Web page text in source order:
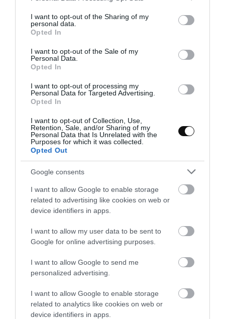
not limited to your visit or usage behaviour. You may click to
grant or deny consent to Google and its third-party tags to
use your data for below specified purposes in below Google
consent section.
I want to opt-out of the Sharing of my
personal data.
Opted In
I want to opt-out of the Sale of my
Personal Data.
Opted In
I want to opt-out of processing my
Personal Data for Targeted Advertising.
Opted In
I want to opt-out of Collection, Use,
Retention, Sale, and/or Sharing of my
Personal Data that Is Unrelated with the
Purposes for which it was collected.
Opted Out
Google consents
I want to allow Google to enable storage
related to advertising like cookies on web or
device identifiers in apps.
I want to allow my user data to be sent to
Google for online advertising purposes.
I want to allow Google to send me
personalized advertising.
I want to allow Google to enable storage
related to analytics like cookies on web or
device identifiers in apps.
Eva 9 junio, 2024
Tarta Capuchina
El post de hoy me hace especial ilusión compartirlo con todos
famosa Tarta Capuchina. Hay recetas que, por alguna extraña
razón, me...